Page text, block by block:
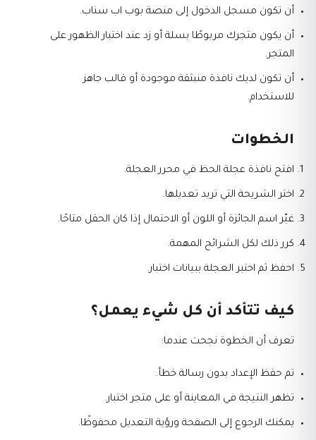
أن تكون مسجل الدخول إلى منصة بوب اب سناب.
أن يكون متجرك مربوطًا بسلة أو زد عند اختبار الظهور على
المتجر.
أن تكون لديك نافذة منبثقة موجودة أو قالب جاهز
للاستخدام.
الخطوات
افتح نافذة عجلة الحظ في محرر العجلة.
اختر الشريحة التي تريد تعديلها.
غيّر اسم الجائزة أو اللون أو الاحتمال إذا كان الحقل متاحًا.
كرر ذلك لكل الشرائح المهمة.
احفظ ثم اختبر العجلة ببيانات اختبار.
كيف تتأكد أن كل شيء يعمل؟
تعرف أن الخطوة نجحت عندما:
تم حفظ الإعداد بدون رسالة خطأ.
تظهر النتيجة في المعاينة أو على متجر اختبار.
يمكنك الرجوع إلى الصفحة ورؤية التعديل محفوظًا.